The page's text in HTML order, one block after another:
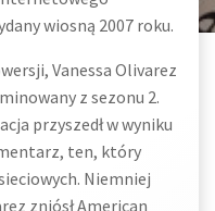
wiosną 2007 roku.
Vanessa Olivarez
z sezonu 2.
przyszedł w wyniku
ten, który
Niemniej
zniósł American